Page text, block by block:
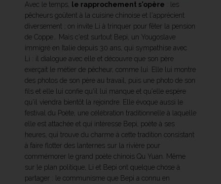
Avec le temps, le rapprochement s'opère : les
pêcheurs goûtent à la cuisine chinoise et l'apprécient
diversement ; on invite Li à trinquer pour fêter la pension
de Coppe… Mais c'est surtout Bepi, un Yougoslave
immigré en Italie depuis 30 ans, qui sympathise avec
Li : il dialogue avec elle et découvre que son père
exerçait le métier de pêcheur, comme lui. Elle lui montre
des photos de son père au travail, puis une photo de son
fils et elle lui confie qu'il lui manque et qu'elle espère
qu'il viendra bientôt la rejoindre. Elle évoque aussi le
festival du Poète, une célébration traditionnelle à laquelle
elle est attachée et qui intéresse Bepi, poète à ses
heures, qui trouve du charme à cette tradition consistant
à faire flotter des lanternes sur la rivière pour
commémorer le grand poète chinois Qu Yuan. Même
sur le plan politique, Li et Bepi ont quelque chose à
partager : le communisme que Bepi a connu en